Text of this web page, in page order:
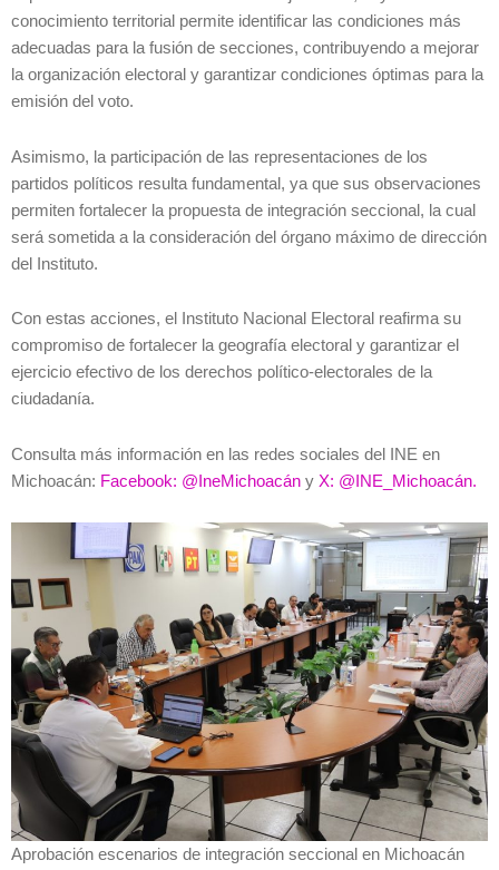
conocimiento territorial permite identificar las condiciones más
adecuadas para la fusión de secciones, contribuyendo a mejorar
la organización electoral y garantizar condiciones óptimas para la
emisión del voto.
Asimismo, la participación de las representaciones de los
partidos políticos resulta fundamental, ya que sus observaciones
permiten fortalecer la propuesta de integración seccional, la cual
será sometida a la consideración del órgano máximo de dirección
del Instituto.
Con estas acciones, el Instituto Nacional Electoral reafirma su
compromiso de fortalecer la geografía electoral y garantizar el
ejercicio efectivo de los derechos político-electorales de la
ciudadanía.
Consulta más información en las redes sociales del INE en
Michoacán: Facebook: @IneMichoacán y X: @INE_Michoacán.
Aprobación escenarios de integración seccional en Michoacán